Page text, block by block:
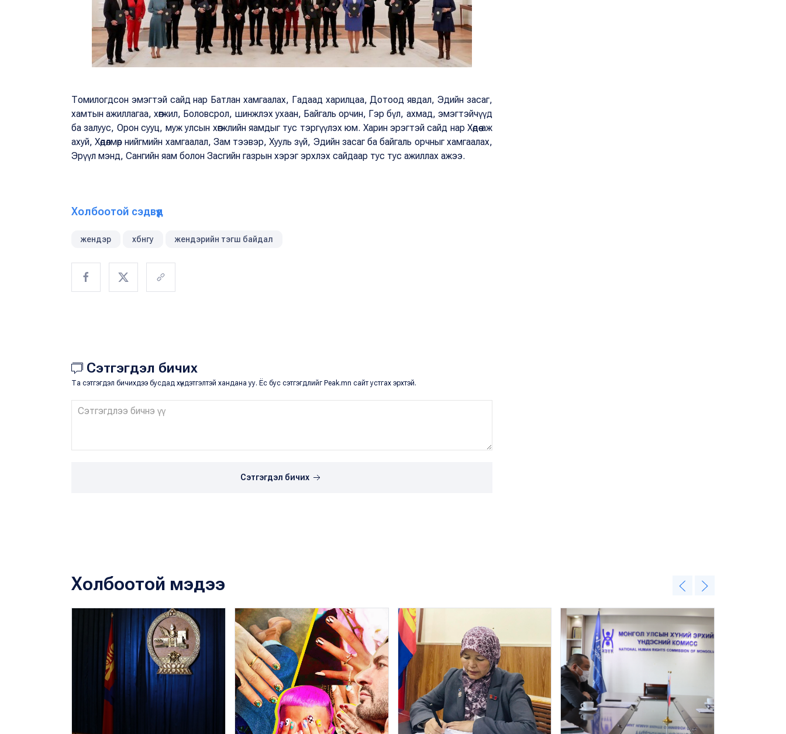
Томилогдсон эмэгтэй сайд нар Батлан хамгаалах, Гадаад харилцаа, Дотоод явдал, Эдийн засаг,
хамтын ажиллагаа, хөгжил, Боловсрол, шинжлэх ухаан, Байгаль орчин, Гэр бүл, ахмад, эмэгтэйчүүд
ба залуус, Орон сууц, муж улсын хөгжлийн яамдыг тус тэргүүлэх юм. Харин эрэгтэй сайд нар Хөдөө аж
ахуй, Хөдөлмөр нийгмийн хамгаалал, Зам тээвэр, Хууль зүй, Эдийн засаг ба байгаль орчныг хамгаалах,
Эрүүл мэнд, Сангийн яам болон Засгийн газрын хэрэг эрхлэх сайдаар тус тус ажиллах ажээ.
Холбоотой сэдвүүд
жендэр хбнгу жендэрийн тэгш байдал
Сэтгэгдэл бичих
Та сэтгэгдэл бичихдээ бусдад хүндэтгэлтэй хандана уу. Ёс бус сэтгэгдлийг Peak.mn сайт устгах эрхтэй.
Сэтгэгдэл бичих
Холбоотой мэдээ